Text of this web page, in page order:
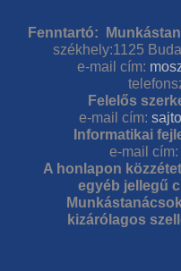
Fenntartó:
székhely:1125
e-mail cím:
Felelős
e-mail cím:
Informatikai
e-mail cím:
A honlapon
egyéb jellegű
kizárólagos